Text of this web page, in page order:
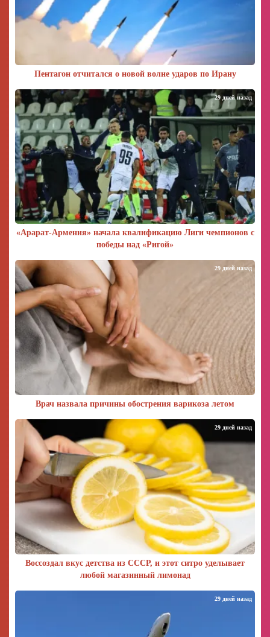
Пентагон отчитался о новой волне ударов по Ирану
«Арарат‑Армения» начала квалификацию Лиги чемпионов с
победы над «Ригой»
29 дней назад
Врач назвала причины обострения варикоза летом
29 дней назад
Воссоздал вкус детства из СССР, и этот ситро уделывает
любой магазинный лимонад
29 дней назад
29 дней назад